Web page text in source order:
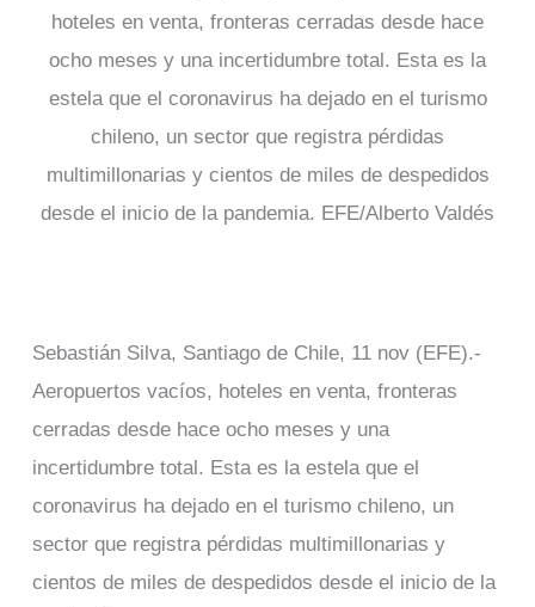
hoteles en venta, fronteras cerradas desde hace
ocho meses y una incertidumbre total. Esta es la
estela que el coronavirus ha dejado en el turismo
chileno, un sector que registra pérdidas
multimillonarias y cientos de miles de despedidos
desde el inicio de la pandemia. EFE/Alberto Valdés
Sebastián Silva, Santiago de Chile, 11 nov (EFE).-
Aeropuertos vacíos, hoteles en venta, fronteras
cerradas desde hace ocho meses y una
incertidumbre total. Esta es la estela que el
coronavirus ha dejado en el turismo chileno, un
sector que registra pérdidas multimillonarias y
cientos de miles de despedidos desde el inicio de la